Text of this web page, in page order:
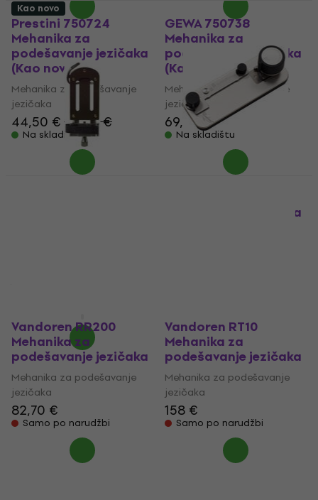
Prestini 750724
Mehanika za
podešavanje jezičaka
(Kao novo)
Mehanika za podešavanje
jezičaka
44,50 €46,90 €
Na skladištu
GEWA 750738
Mehanika za
podešavanje jezičaka
(Kao novo)
Mehanika za podešavanje
jezičaka
69,60 €73 €
Na skladištu
Kao novo
podešavanje jezičaka
Vandoren RR200
Mehanika za
podešavanje jezičaka
Mehanika za podešavanje
jezičaka
82,70 €
Samo po narudžbi
Vandoren RT10
Mehanika za
podešavanje jezičaka
Mehanika za podešavanje
jezičaka
158 €
Samo po narudžbi